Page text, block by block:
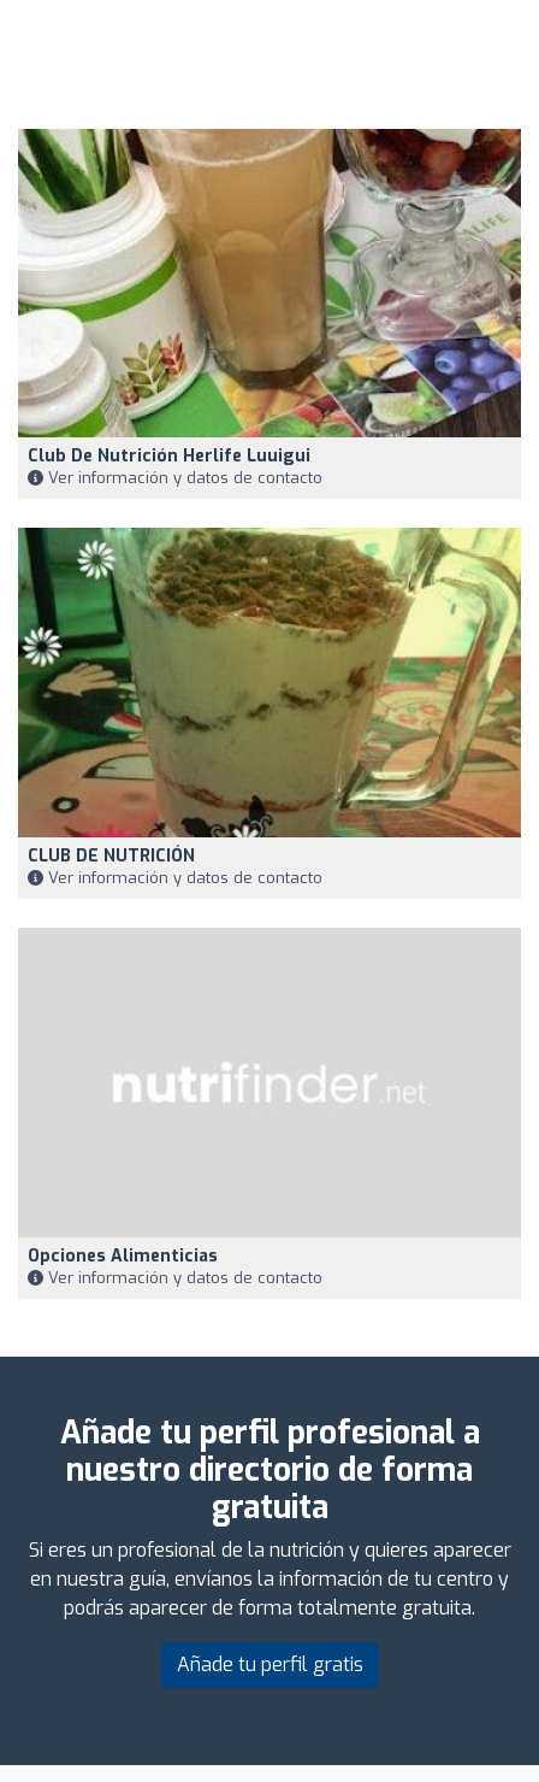
Club De Nutrición Herlife Luuigui
Ver información y datos de contacto
CLUB DE NUTRICIÓN
Ver información y datos de contacto
Opciones Alimenticias
Ver información y datos de contacto
Añade tu perfil profesional a
nuestro directorio de forma
gratuita
Si eres un profesional de la nutrición y quieres aparecer
en nuestra guía, envíanos la información de tu centro y
podrás aparecer de forma totalmente gratuita.
Añade tu perfil gratis